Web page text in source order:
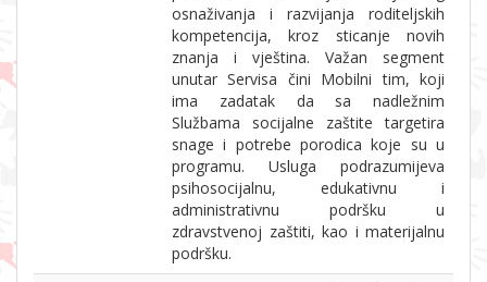
osnaživanja i razvijanja roditeljskih
kompetencija, kroz sticanje novih
znanja i vještina. Važan segment
unutar Servisa čini Mobilni tim, koji
ima zadatak da sa nadležnim
Službama socijalne zaštite targetira
snage i potrebe porodica koje su u
programu. Usluga podrazumijeva
psihosocijalnu, edukativnu i
administrativnu podršku u
zdravstvenoj zaštiti, kao i materijalnu
podršku.